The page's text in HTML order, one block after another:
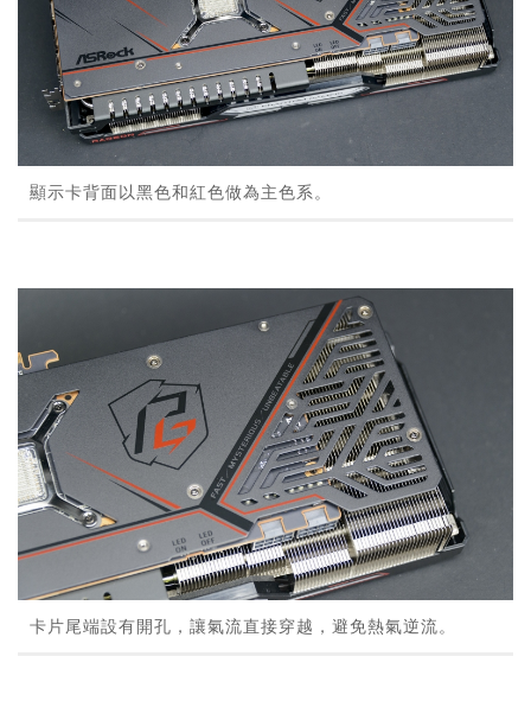
顯示卡背面以黑色和紅色做為主色系。
卡片尾端設有開孔，讓氣流直接穿越，避免熱氣逆流。